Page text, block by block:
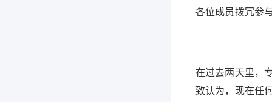
各位成员拨冗参
在过去两天里，
致认为，现在任